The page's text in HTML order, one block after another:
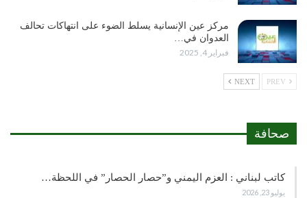
مركز عين الإنسانية يسلط الضوء على انتهاكات تحالف
العدوان في…
فبراير 4, 2025
NEXT
صحافة
كاتب لبناني : العزم اليمني و”حصار الحصار” في اللحظة…
يوليو 23, 2026